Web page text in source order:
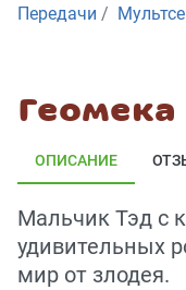
Передачи
Геомека
ОПИСАНИЕ
Мальчик Тэд с
удивительных
мир от злодея.